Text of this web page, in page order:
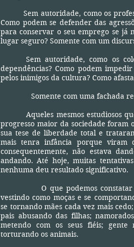
Sem autoridade, como os
Como podem se defender das
para conservar o seu emprego se já
lugar seguro? Somente com um
Sem autoridade, como os
dependências? Como podem
pelos inimigos da cultura? Como
Somente com uma fachada
Aqueles mesmos estudiosos que
progresso maior da sociedade foram
sua tese de liberdade total e
mais tenra infância porque viram
consequentemente, não estava
andando. Até hoje, muitas
nenhuma deu resultado significativo.
O que podemos constatar dia
vestindo como moças e se
se tornando mães cada vez mais
pais abusando das filhas;
metendo com os seus fiéis; gente
torturando os animais.